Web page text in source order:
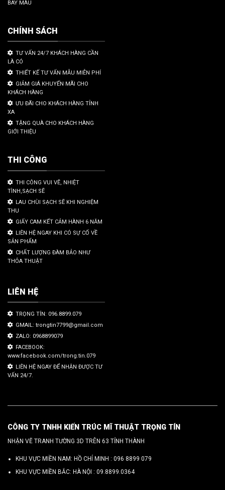
BAY MÀU
CHÍNH SÁCH
TƯ VẤN 24/7 KHÁCH HÀNG CẦN
LÀ CÓ
THIẾT KẾ TƯ VẤN MẪU MIỄN PHÍ
GIẢM GIÁ KHUYẾN MÃI CHO
KHÁCH HÀNG
ƯU ĐÃI CHO KHÁCH HÀNG TỈNH
XA
TẶNG QUÀ CHO KHÁCH HÀNG
GIỚI THIỆU
THI CÔNG
THI CÔNG VUI VẼ, NHIỆT
TÌNH,SẠCH SẼ
LAU CHÙI SẠCH SẼ KHI NGHIỆM
THU
GIẤY CAM KẾT CẢM HÀNH 6 NĂM
LIÊN HỆ NGAY KHI CÓ SỰ CỐ VỀ
SẢN PHẨM
CHẤT LƯỢNG ĐÀM BẢO NHƯ
THỎA THUẬT
LIÊN HỆ
TRỌNG TÍN: 096.8899.079
GMAIL: trongtin7799@gmail.com
ZALO: 0968899079
FACEBOOK:
www.facebook.com/trong.tin.079
LIÊN HỆ NGAY ĐỂ NHẬN ĐƯỢC TƯ
VẤN 24/7.
CÔNG TY TNHH KIẾN TRÚC MĨ THUẬT TRỌNG TÍN
NHẬN VẼ TRANH TƯỜNG 3D TRÊN 63 TỈNH THÀNH
KHU VỰC MIỀN NAM: HỒ CHÍ MINH : 096 8899 079
KHU VỰC MIỀN BẮC: HÀ NỘI : 09.8899.0364